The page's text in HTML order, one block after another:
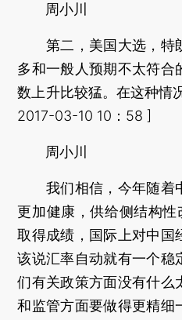
周小川
第二，美国大选，特
多和一般人预期不太符合
数上升比较猛。在这种情
2017-03-10 10：58 ]
周小川
我们相信，今年随着
更加健康，供给侧结构性
取得成绩，国际上对中国
该说汇率自动就有一个稳
们有关政策方面没有什么
和监管方面要做得更精细